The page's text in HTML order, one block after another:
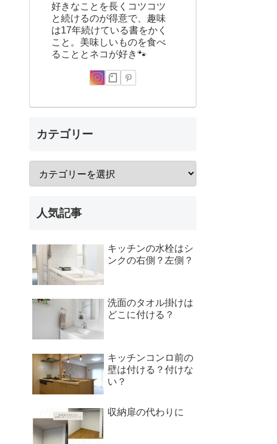
好きなことを長くコツコツ
と続けるのが得意で、趣味
は17年続けている書をかく
こと。美味しいものを食べ
ることとネコが好き🐾
カテゴリー
人気記事
キッチンの水栓はシ
ンクの右側？左側？
洗面のタオル掛けは
どこに付ける？
キッチンコンロ前の
壁は付ける？付けな
い？
収納扉の代わりに